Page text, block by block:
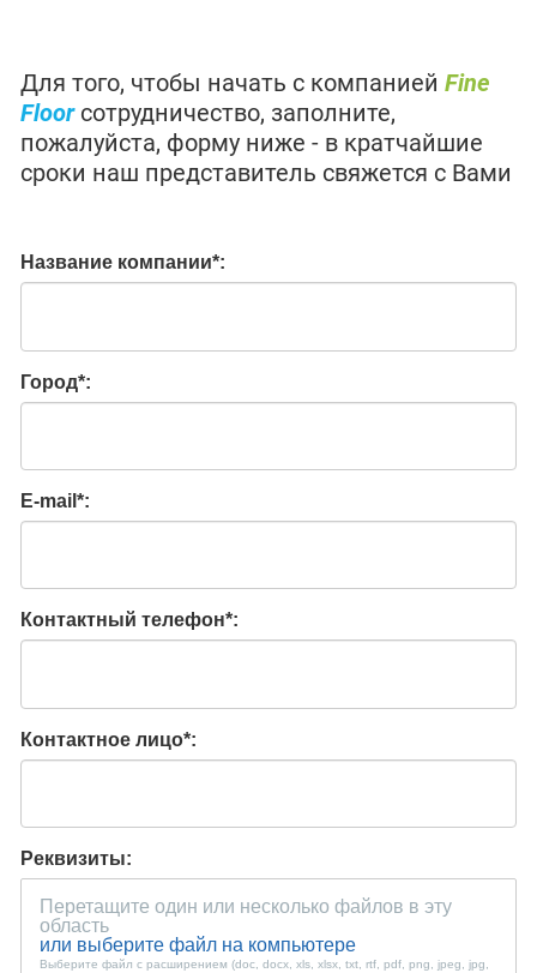
Для того, чтобы начать с компаниейFine
Floorсотрудничество, заполните,
пожалуйста, форму ниже - в кратчайшие
сроки наш представитель свяжется с Вами
Название компании*:
Город*:
E-mail*:
Контактный телефон*:
Контактное лицо*:
Реквизиты:
Перетащите один или несколько файлов в эту
область
или выберите файл на компьютере
Выберите файл с расширением (doc, docx, xls, xlsx, txt, rtf, pdf, png, jpeg, jpg,